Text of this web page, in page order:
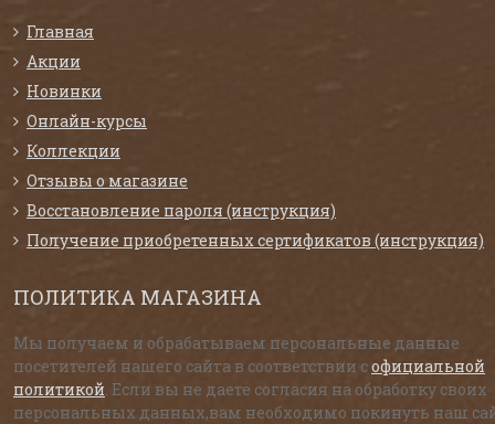
Главная
Акции
Новинки
Онлайн-курсы
Коллекции
Отзывы о магазине
Восстановление пароля (инструкция)
Получение приобретенных сертификатов (инструкция)
ПОЛИТИКА МАГАЗИНА
Мы получаем и обрабатываем персональные данные
посетителей нашего сайта в соответствии софициальной
политикой . Если вы не даете согласия на обработку своих
персональных данных,вам необходимо покинуть наш